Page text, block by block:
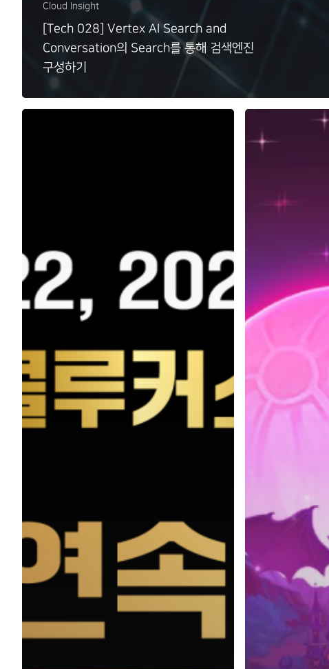
Cloud Insight
[Tech 028] Vertex AI Search and
Conversation의 Search를 통해 검색엔진
구성하기